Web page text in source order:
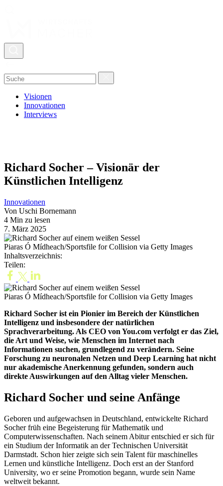
Visionen
Innovationen
Interviews
Richard Socher – Visionär der
Künstlichen Intelligenz
Innovationen
Von Uschi Bornemann
4 Min zu lesen
7. März 2025
Piaras Ó Mídheach/Sportsfile for Collision via Getty Images
Inhaltsverzeichnis:
Teilen:
Piaras Ó Mídheach/Sportsfile for Collision via Getty Images
Richard Socher ist ein Pionier im Bereich der Künstlichen
Intelligenz und insbesondere der natürlichen
Sprachverarbeitung. Als CEO von You.com verfolgt er das Ziel,
die Art und Weise, wie Menschen im Internet nach
Informationen suchen, grundlegend zu verändern. Seine
Forschung zu neuronalen Netzen und Deep Learning hat nicht
nur akademische Anerkennung gefunden, sondern auch
direkte Auswirkungen auf den Alltag vieler Menschen.
Richard Socher und seine Anfänge
Geboren und aufgewachsen in Deutschland, entwickelte Richard
Socher früh eine Begeisterung für Mathematik und
Computerwissenschaften. Nach seinem Abitur entschied er sich für
ein Studium der Informatik an der Technischen Universität
Darmstadt. Schon hier zeigte sich sein Talent für maschinelles
Lernen und künstliche Intelligenz. Doch erst an der Stanford
University, wo er seine Promotion begann, wurde sein Name
weltweit bekannt.